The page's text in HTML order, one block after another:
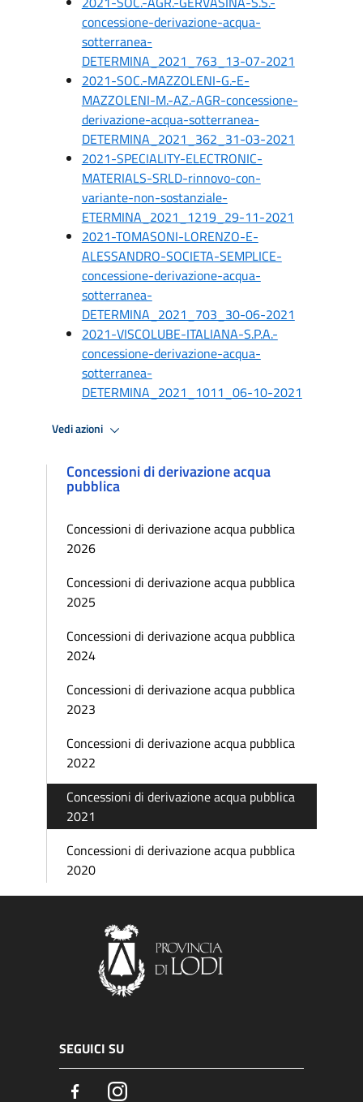
concessione-derivazione-acqua-
sotterranea-
DETERMINA_2021_763_13-07-2021
2021-SOC.-MAZZOLENI-G.-E-
MAZZOLENI-M.-AZ.-AGR-concessione-
derivazione-acqua-sotterranea-
DETERMINA_2021_362_31-03-2021
2021-SPECIALITY-ELECTRONIC-
MATERIALS-SRLD-rinnovo-con-
variante-non-sostanziale-
ETERMINA_2021_1219_29-11-2021
2021-TOMASONI-LORENZO-E-
ALESSANDRO-SOCIETA-SEMPLICE-
concessione-derivazione-acqua-
sotterranea-
DETERMINA_2021_703_30-06-2021
2021-VISCOLUBE-ITALIANA-S.P.A.-
concessione-derivazione-acqua-
sotterranea-
DETERMINA_2021_1011_06-10-2021
Vedi azioni
Concessioni di derivazione acqua
pubblica
Concessioni di derivazione acqua pubblica
2026
Concessioni di derivazione acqua pubblica
2025
Concessioni di derivazione acqua pubblica
2024
Concessioni di derivazione acqua pubblica
2023
Concessioni di derivazione acqua pubblica
2022
Concessioni di derivazione acqua pubblica
2021
Concessioni di derivazione acqua pubblica
2020
SEGUICI SU
FacebookInstagram